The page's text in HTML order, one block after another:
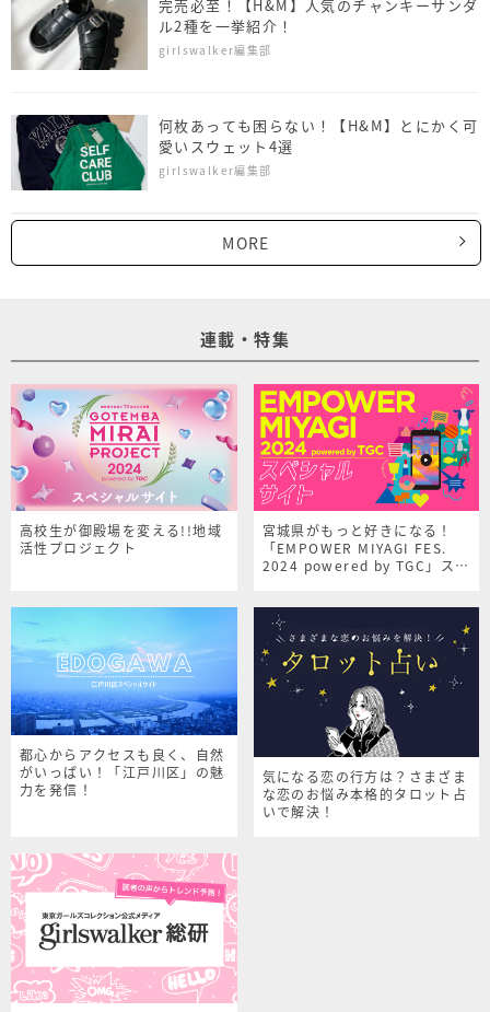
完売必至！【H&M】人気のチャンキーサンダ
ル2種を一挙紹介！
girlswalker編集部
何枚あっても困らない！【H&M】とにかく可
愛いスウェット4選
girlswalker編集部
MORE
連載・特集
高校生が御殿場を変える!!地域
活性プロジェクト
宮城県がもっと好きになる！
「EMPOWER MIYAGI FES.
2024 powered by TGC」スペ
都心からアクセスも良く、自然
がいっぱい！「江戸川区」の魅
力を発信！
気になる恋の行方は？さまざま
な恋のお悩み本格的タロット占
いで解決！